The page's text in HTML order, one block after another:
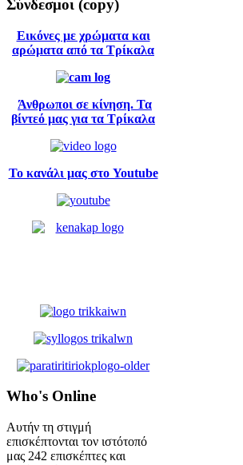
Σύνδεσμοι (copy)
Εικόνες με χρώματα και
αρώματα από τα Τρίκαλα
Άνθρωποι σε κίνηση. Τα
βίντεό μας για τα Τρίκαλα
Το κανάλι μας στο Youtube
Who's Online
Αυτήν τη στιγμή
επισκέπτονται τον ιστότοπό
μας 242 επισκέπτες και